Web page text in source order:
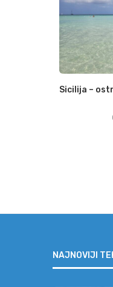
Sicilija –
NAJNOVIJI